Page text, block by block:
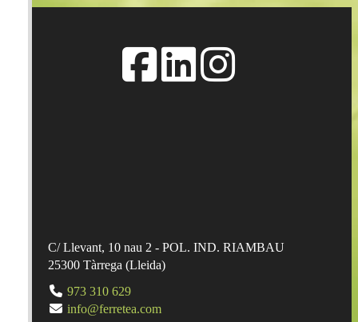
Añadir a la cesta
C/ Llevant, 10 nau 2 - POL. IND. RIAMBAU
25300 Tàrrega (Lleida)
973 310 629
info@ferretea.com